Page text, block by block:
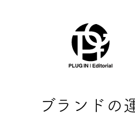
ブランドの